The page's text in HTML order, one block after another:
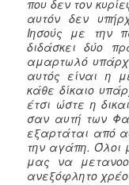
που δεν τον
αυτόν δεν
Ιησούς με την
διδάσκει δύο
αμαρτωλό
αυτός είναι η
κάθε δίκαιο
έτσι ώστε η
σαν αυτή των
εξαρτάται από
την αγάπη. Όλοι
μας να
ανεξόφλητο